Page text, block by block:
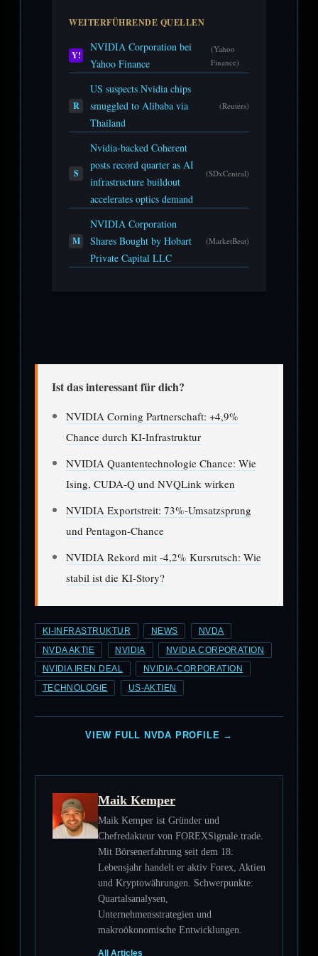
WEITERFÜHRENDE QUELLEN
Y!
NVIDIA Corporation bei
Yahoo Finance
(Yahoo
Finance)
R
US suspects Nvidia chips
smuggled to Alibaba via
Thailand
(Reuters)
S
Nvidia-backed Coherent
posts record quarter as AI
infrastructure buildout
accelerates optics demand
(SDxCentral)
M
NVIDIA Corporation
Shares Bought by Hobart
Private Capital LLC
(MarketBeat)
Ist das interessant für dich?
NVIDIA Corning Partnerschaft: +4,9%
Chance durch KI-Infrastruktur
NVIDIA Quantentechnologie Chance: Wie
Ising, CUDA-Q und NVQLink wirken
NVIDIA Exportstreit: 73%-Umsatzsprung
und Pentagon-Chance
NVIDIA Rekord mit -4,2% Kursrutsch: Wie
stabil ist die KI-Story?
KI-INFRASTRUKTUR NEWS NVDA
NVDA AKTIE NVIDIA NVIDIA CORPORATION
NVIDIA IREN DEAL NVIDIA-CORPORATION
TECHNOLOGIE US-AKTIEN
VIEW FULL NVDA PROFILE →
Maik Kemper
Maik Kemper ist Gründer und
Chefredakteur von FOREXSignale.trade.
Mit Börsenerfahrung seit dem 18.
Lebensjahr handelt er aktiv Forex, Aktien
und Kryptowährungen. Schwerpunkte:
Quartalsanalysen,
Unternehmensstrategien und
makroökonomische Entwicklungen.
All Articles